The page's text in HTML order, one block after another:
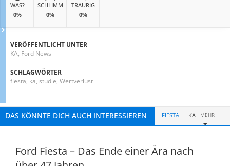
WAS?
0%
SCHLIMM
0%
TRAURIG
0%
VERÖFFENTLICHT UNTER
KA, Ford News
SCHLAGWÖRTER
fiesta, ka, studie, Wertverlust
DAS KÖNNTE DICH AUCH INTERESSIEREN FIESTA KA MEHR
Ford Fiesta – Das Ende einer Ära nach